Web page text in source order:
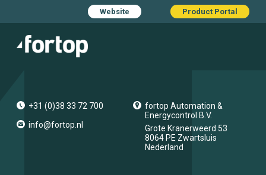
Website Product Portal
+31 (0)38 33 72 700
info@fortop.nl
fortop Automation &
Energycontrol B.V.
Grote Kranerweerd 53
8064 PE Zwartsluis
Nederland